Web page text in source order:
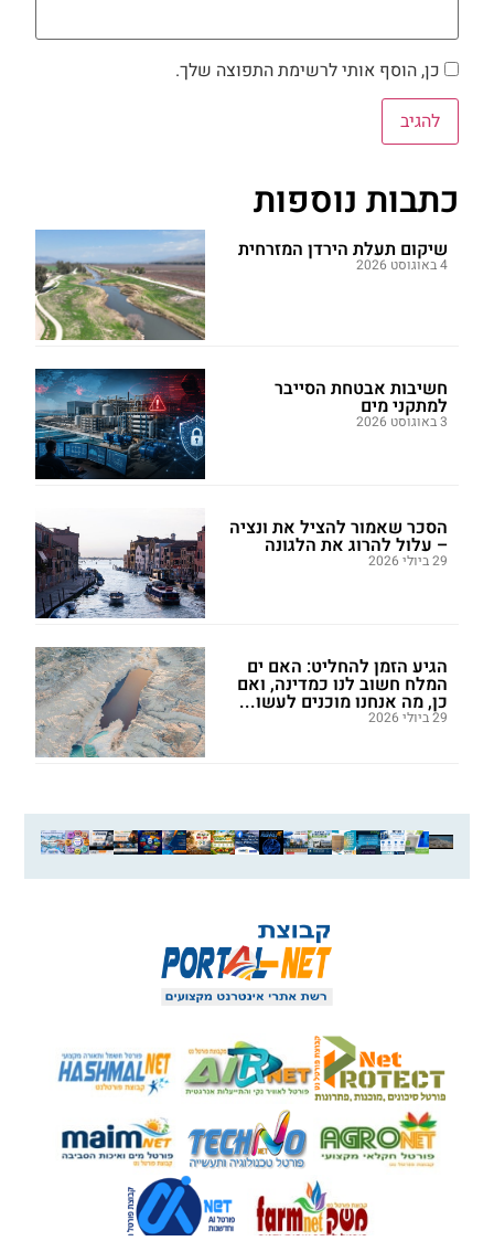
כן, הוסף אותי לרשימת התפוצה שלך.
כתבות נוספות
שיקום תעלת הירדן המזרחית
4 באוגוסט 2026
חשיבות אבטחת הסייבר
למתקני מים
3 באוגוסט 2026
הסכר שאמור להציל את ונציה
– עלול להרוג את הלגונה
29 ביולי 2026
הגיע הזמן להחליט: האם ים
המלח חשוב לנו כמדינה, ואם
כן, מה אנחנו מוכנים לעשו...
29 ביולי 2026